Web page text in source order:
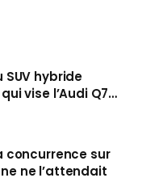
SUV hybride
vise l’Audi Q7
concurrence sur
ne l’attendait